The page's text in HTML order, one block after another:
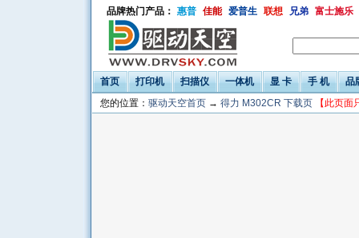
品牌热门产品： 惠普 佳能 爱普生 联想 兄弟 富士施乐
首页 打印机 扫描仪 一体机 显 卡 手 机
品
您的位置： 驱动天空首页 → 得力 M302CR 下载页 【此页